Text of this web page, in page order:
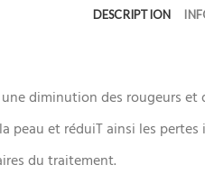
DESCRIPTION
diminution des rougeurs et
peau et réduiT ainsi les pertes
du traitement.